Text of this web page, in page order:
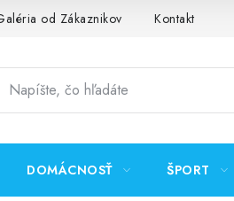
od Zákaznikov Kontakt
DOMÁCNOSŤ ŠPORT